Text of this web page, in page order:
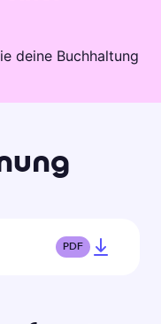
deine Buchhaltung
PDF